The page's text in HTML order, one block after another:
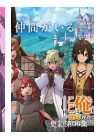
更新第06集